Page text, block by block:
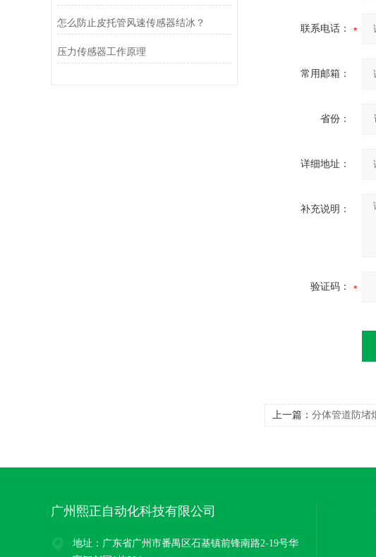
怎么防止皮托管风速传感器结冰？
压力传感器工作原理
联系电话：
常用邮箱：
省份：
详细地址：
补充说明：
验证码：
上一篇： 分体管道防堵
广州熙正自动化科技有限公司
地址：广东省广州市番禺区石基镇前锋南路2-19号华